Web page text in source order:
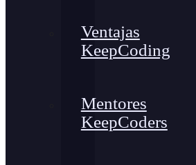
Ventajas
KeepCoding
Mentores
KeepCoders